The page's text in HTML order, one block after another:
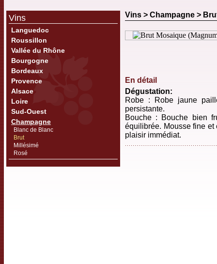
Vins
Languedoc
Roussillon
Vallée du Rhône
Bourgogne
Bordeaux
Provence
Alsace
Loire
Sud-Ouest
Champagne
Blanc de Blanc
Brut
Millésimé
Rosé
Vins > Champagne >
En détail
Dégustation:
Robe : Robe jaune
persistante.
Bouche : Bouche bien
équilibrée. Mousse fine
plaisir immédiat.